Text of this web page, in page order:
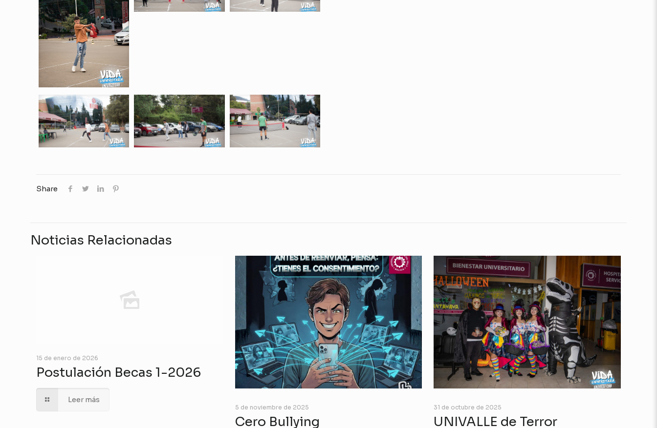
Share
Noticias Relacionadas
15 de enero de 2026
Postulación Becas 1-2026
Leer más
5 de noviembre de 2025
Cero Bullying
31 de octubre de 2025
UNIVALLE de Terror